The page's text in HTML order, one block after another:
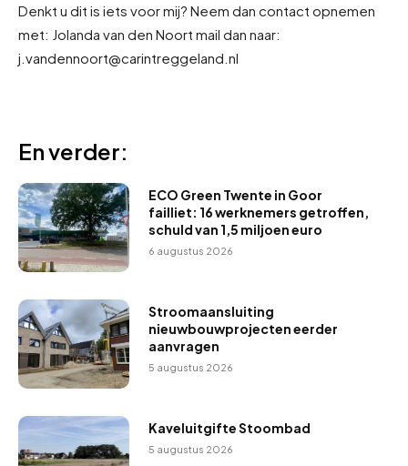
Denkt u dit is iets voor mij? Neem dan contact opnemen
met: Jolanda van den Noort mail dan naar:
j.vandennoort@carintreggeland.nl
En verder:
ECO Green Twente in Goor
failliet: 16 werknemers getroffen,
schuld van 1,5 miljoen euro
6 augustus 2026
Stroomaansluiting
nieuwbouwprojecten eerder
aanvragen
5 augustus 2026
Kaveluitgifte Stoombad
5 augustus 2026